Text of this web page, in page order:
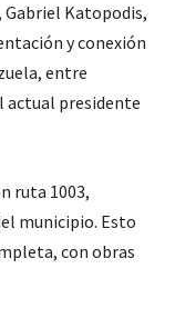
Gabriel Katopodis,
y conexión
entre
actual presidente
ruta 1003,
municipio. Esto
con obras